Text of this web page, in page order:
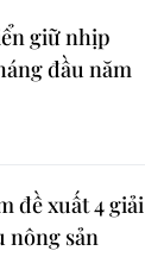
giữ nhịp
đầu năm
đề xuất 4 giải
nông sản